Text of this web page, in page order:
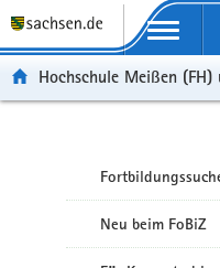
Portalübergreifende Navigation
Hochschule Meißen
Neu beim FoBiZ